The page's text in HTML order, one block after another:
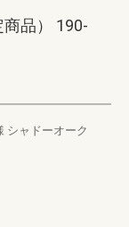
品） 190-
シャドーオーク